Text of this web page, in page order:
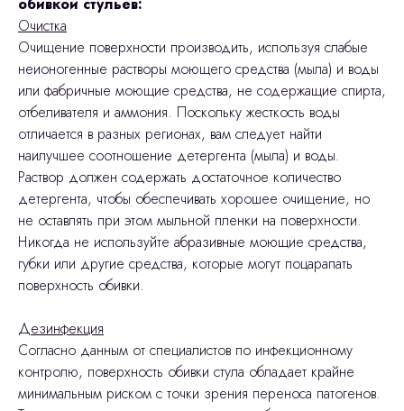
Очистка
Очищение поверхности производить, используя слабые
неионогенные растворы моющего средства (мыла) и воды
или фабричные моющие средства, не содержащие спирта,
отбеливателя и аммония. Поскольку жесткость воды
отличается в разных регионах, вам следует найти
наилучшее соотношение детергента (мыла) и воды.
Раствор должен содержать достаточное количество
детергента, чтобы обеспечивать хорошее очищение, но
не оставлять при этом мыльной пленки на поверхности.
Никогда не используйте абразивные моющие средства,
губки или другие средства, которые могут поцарапать
поверхность обивки.
Дезинфекция
Согласно данным от специалистов по инфекционному
контролю, поверхность обивки стула обладает крайне
минимальным риском с точки зрения переноса патогенов.